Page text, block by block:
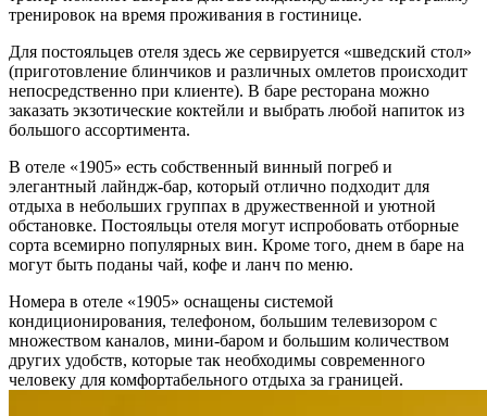
тренировок на время проживания в гостинице.
Для постояльцев отеля здесь же сервируется «шведский стол»
(приготовление блинчиков и различных омлетов происходит
непосредственно при клиенте). В баре ресторана можно
заказать экзотические коктейли и выбрать любой напиток из
большого ассортимента.
В отеле «1905» есть собственный винный погреб и
элегантный лайндж-бар, который отлично подходит для
отдыха в небольших группах в дружественной и уютной
обстановке. Постояльцы отеля могут испробовать отборные
сорта всемирно популярных вин. Кроме того, днем в баре на
могут быть поданы чай, кофе и ланч по меню.
Номера в отеле «1905» оснащены системой
кондиционирования, телефоном, большим телевизором с
множеством каналов, мини-баром и большим количеством
других удобств, которые так необходимы современного
человеку для комфортабельного отдыха за границей.